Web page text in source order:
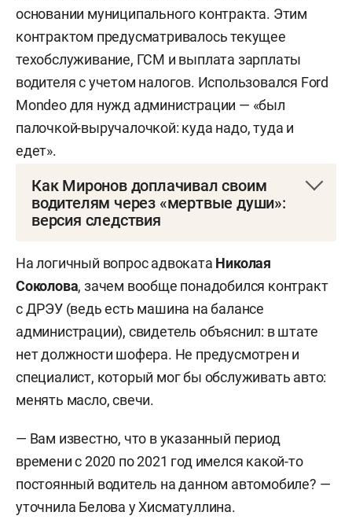
основании муниципального контракта. Этим
контрактом предусматривалось текущее
техобслуживание, ГСМ и выплата зарплаты
водителя с учетом налогов. Использовался Ford
Mondeo для нужд администрации — «был
палочкой-выручалочкой: куда надо, туда и
едет».
Как Миронов доплачивал своим
водителям через «мертвые души»:
версия следствия
КирМоса несколько лет оплачивал переработки
собственным водителям, но не из своего
кармана.
Так, водителюВладиславу Златковскому,
который работал с сентября 2016 года, он
обещал по 15 тыс. рублей в месяц за то, что тот
вынужден работать и в выходные, и в
праздничные дни. Для этого
якобы дал указание директору МУП «ДРЭУ
Кировского района Казани»
На логичный вопрос адвоката Николая
Соколова, зачем вообще понадобился контракт
с ДРЭУ (ведь есть машина на балансе
администрации), свидетель объяснил: в штате
нет должности шофера. Не предусмотрен и
специалист, который мог бы обслуживать авто:
менять масло, свечи.
— Вам известно, что в указанный период
времени с 2020 по 2021 год имелся какой-то
постоянный водитель на данном автомобиле? —
уточнила Белова у Хисматуллина.